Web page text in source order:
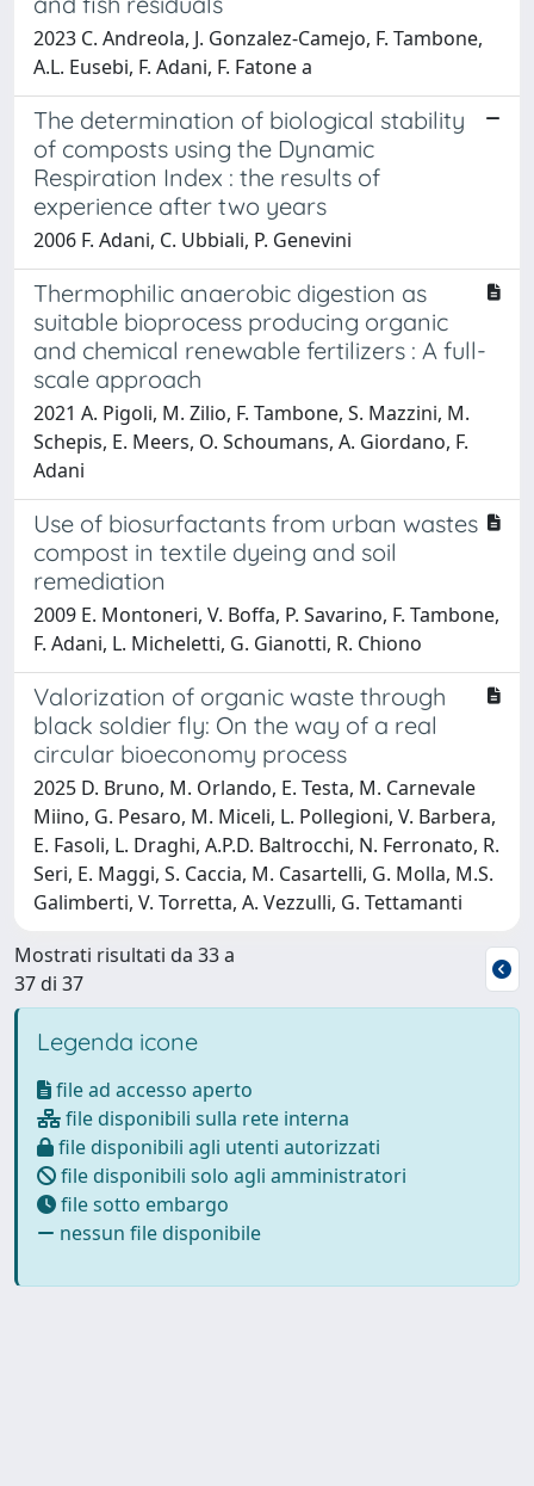
2023 C. Andreola, J. Gonzalez-Camejo, F. Tambone,
A.L. Eusebi, F. Adani, F. Fatone a
The determination of biological stability
of composts using the Dynamic
Respiration Index : the results of
experience after two years
2006 F. Adani, C. Ubbiali, P. Genevini
Thermophilic anaerobic digestion as
suitable bioprocess producing organic
and chemical renewable fertilizers : A full-
scale approach
2021 A. Pigoli, M. Zilio, F. Tambone, S. Mazzini, M.
Schepis, E. Meers, O. Schoumans, A. Giordano, F.
Adani
Use of biosurfactants from urban wastes
compost in textile dyeing and soil
remediation
2009 E. Montoneri, V. Boffa, P. Savarino, F. Tambone,
F. Adani, L. Micheletti, G. Gianotti, R. Chiono
Valorization of organic waste through
black soldier fly: On the way of a real
circular bioeconomy process
2025 D. Bruno, M. Orlando, E. Testa, M. Carnevale
Miino, G. Pesaro, M. Miceli, L. Pollegioni, V. Barbera,
E. Fasoli, L. Draghi, A.P.D. Baltrocchi, N. Ferronato, R.
Seri, E. Maggi, S. Caccia, M. Casartelli, G. Molla, M.S.
Galimberti, V. Torretta, A. Vezzulli, G. Tettamanti
Mostrati risultati da 33 a
37 di 37
Legenda icone
file ad accesso aperto
file disponibili sulla rete interna
file disponibili agli utenti autorizzati
file disponibili solo agli amministratori
file sotto embargo
nessun file disponibile